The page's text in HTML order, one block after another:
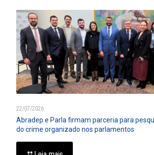
22/07/2026
Abradep e Parla firmam parceria para
do crime organizado nos parlamentos